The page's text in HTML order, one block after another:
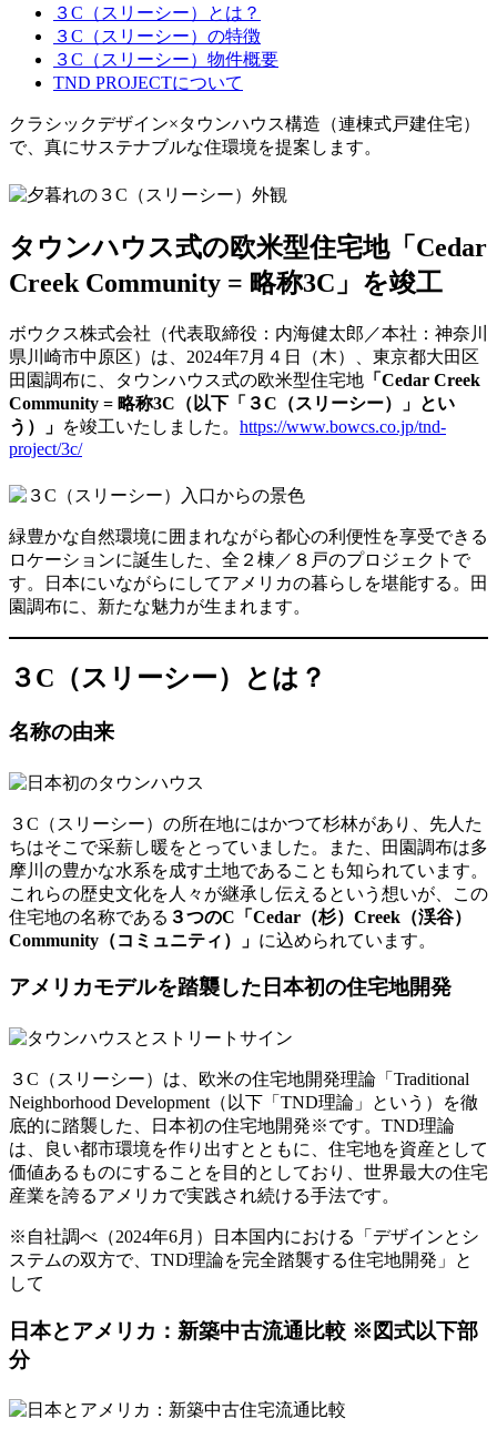
３C（スリーシー）とは？
３C（スリーシー）の特徴
３C（スリーシー）物件概要
TND PROJECTについて
クラシックデザイン×タウンハウス構造（連棟式戸建住宅）
で、真にサステナブルな住環境を提案します。
タウンハウス式の欧米型住宅地「Cedar
Creek Community = 略称3C」を竣工
ボウクス株式会社（代表取締役：内海健太郎／本社：神奈川
県川崎市中原区）は、2024年7月４日（木）、東京都大田区
田園調布に、タウンハウス式の欧米型住宅地 「Cedar Creek
Community = 略称3C（以下「３C（スリーシー）」とい
う）」 を竣工いたしました。 https://www.bowcs.co.jp/tnd-
project/3c/
緑豊かな自然環境に囲まれながら都心の利便性を享受できる
ロケーションに誕生した、全２棟／８戸のプロジェクトで
す。日本にいながらにしてアメリカの暮らしを堪能する。田
園調布に、新たな魅力が生まれます。
３C（スリーシー）とは？
名称の由来
３C（スリーシー）の所在地にはかつて杉林があり、先人た
ちはそこで采薪し暖をとっていました。また、田園調布は多
摩川の豊かな水系を成す土地であることも知られています。
これらの歴史文化を人々が継承し伝えるという想いが、この
住宅地の名称である ３つのC「Cedar（杉）Creek（渓谷）
Community（コミュニティ）」 に込められています。
アメリカモデルを踏襲した日本初の住宅地開発
３C（スリーシー）は、欧米の住宅地開発理論「Traditional
Neighborhood Development（以下「TND理論」という）を徹
底的に踏襲した、日本初の住宅地開発※です。TND理論
は、良い都市環境を作り出すとともに、住宅地を資産として
価値あるものにすることを目的としており、世界最大の住宅
産業を誇るアメリカで実践され続ける手法です。
※自社調べ（2024年6月）日本国内における「デザインとシ
ステムの双方で、TND理論を完全踏襲する住宅地開発」と
して
日本とアメリカ：新築中古流通比較 ※図式以下部
分